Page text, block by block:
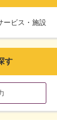
ービス・施設
す